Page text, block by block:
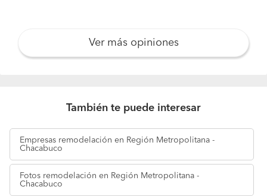
Ver más opiniones
También te puede interesar
Empresas remodelación en Región Metropolitana -
Chacabuco
Fotos remodelación en Región Metropolitana -
Chacabuco